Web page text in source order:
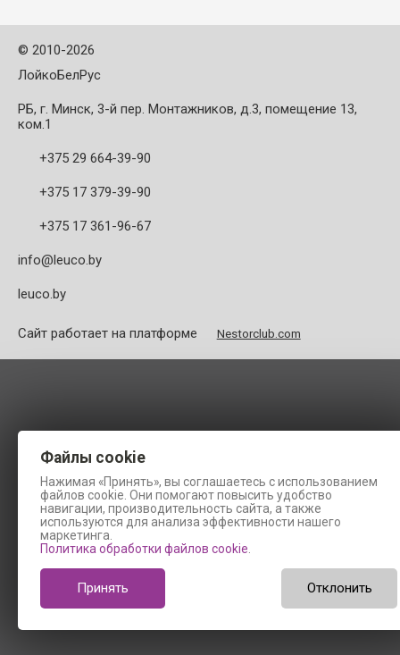
Преимущества: -
© 2010-2026
ЛойкоБелРус
РБ, г. Минск, 3-й пер. Монтажников, д.3, помещение 13,
ком.1
+375 29 664-39-90
+375 17 379-39-90
+375 17 361-96-67
info@leuco.by
leuco.by
Сайт работает на платформе Nestorclub.com
Файлы cookie
Нажимая «Принять», вы соглашаетесь с использованием
файлов cookie. Они помогают повысить удобство
навигации, производительность сайта, а также
используются для анализа эффективности нашего
маркетинга.
Политика обработки файлов cookie
Принять Отклонить